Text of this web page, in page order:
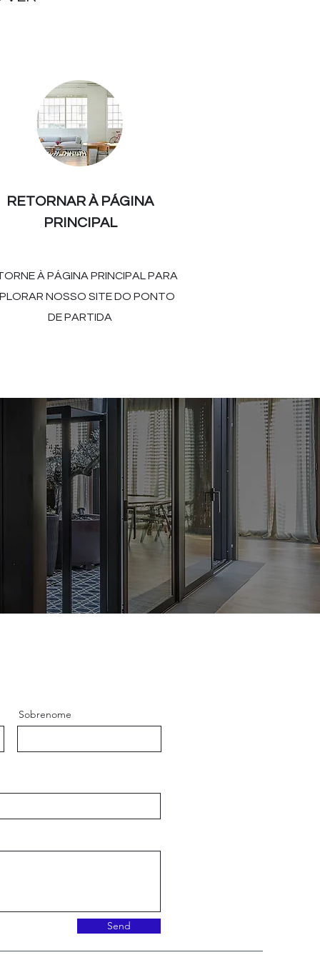
RETORNAR À PÁGINA
PRINCIPAL
À PÁGINA PRINCIPAL PARA
NOSSO SITE DO PONTO
DE PARTIDA
Sobrenome
Send